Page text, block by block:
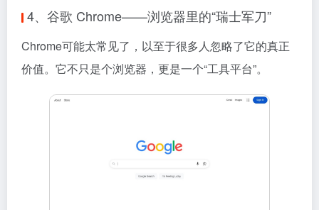
4、谷歌 Chrome——浏览器里的“瑞士军刀”
Chrome可能太常见了，以至于很多人忽略了它的真正
价值。它不只是个浏览器，更是一个“工具平台”。